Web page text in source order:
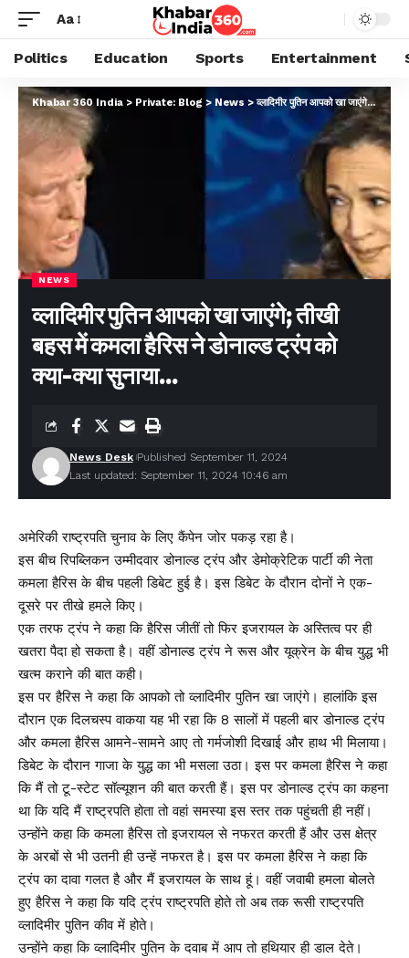
Aa
Politics Education Sports Entertainment
Khabar 360 India > Private: Blog > News >व्लादिमीर पुतिन आपको खा जाएंगे; तीखी बहस में कमला हैरिस ने डोनाल्ड ट्रंप को क्या-क्या सुनाया…
NEWS
व्लादिमीर पुतिन आपको खा जाएंगे; तीखी
बहस में कमला हैरिस ने डोनाल्ड ट्रंप को
क्या-क्या सुनाया…
Last updated: September 11, 2024 10:46 am
News Desk Published September 11, 2024
अमेरिकी राष्ट्रपति चुनाव के लिए कैंपेन जोर पकड़ रहा है।
इस बीच रिपब्लिकन उम्मीदवार डोनाल्ड ट्रंप और डेमोक्रेटिक पार्टी की नेता
कमला हैरिस के बीच पहली डिबेट हुई है। इस डिबेट के दौरान दोनों ने एक-
दूसरे पर तीखे हमले किए।
एक तरफ ट्रंप ने कहा कि हैरिस जीतीं तो फिर इजरायल के अस्तित्व पर ही
खतरा पैदा हो सकता है। वहीं डोनाल्ड ट्रंप ने रूस और यूक्रेन के बीच युद्ध भी
खत्म कराने की बात कही।
इस पर हैरिस ने कहा कि आपको तो व्लादिमीर पुतिन खा जाएंगे। हालांकि इस
दौरान एक दिलचस्प वाकया यह भी रहा कि 8 सालों में पहली बार डोनाल्ड ट्रंप
और कमला हैरिस आमने-सामने आए तो गर्मजोशी दिखाई और हाथ भी मिलाया।
डिबेट के दौरान गाजा के युद्ध का भी मसला उठा। इस पर कमला हैरिस ने कहा
कि मैं तो टू-स्टेट सॉल्यूशन की बात करती हैं। इस पर डोनाल्ड ट्रंप का कहना
था कि यदि मैं राष्ट्रपति होता तो वहां समस्या इस स्तर तक पहुंचती ही नहीं।
उन्होंने कहा कि कमला हैरिस तो इजरायल से नफरत करती हैं और उस क्षेत्र
के अरबों से भी उतनी ही उन्हें नफरत है। इस पर कमला हैरिस ने कहा कि
ट्रंप का दावा गलत है और मैं इजरायल के साथ हूं। वहीं जवाबी हमला बोलते
हुए हैरिस ने कहा कि यदि ट्रंप राष्ट्रपति होते तो अब तक रूसी राष्ट्रपति
व्लादिमीर पुतिन कीव में होते।
उन्होंने कहा कि व्लादिमीर पुतिन के दवाब में आप तो हथियार ही डाल देते।